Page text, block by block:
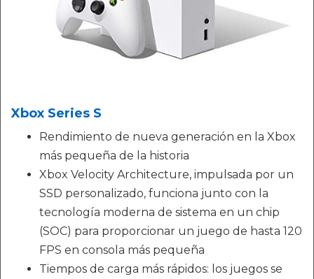
Xbox Series S
Rendimiento de nueva generación en la Xbox
más pequeña de la historia
Xbox Velocity Architecture, impulsada por un
SSD personalizado, funciona junto con la
tecnología moderna de sistema en un chip
(SOC) para proporcionar un juego de hasta 120
FPS en consola más pequeña
Tiempos de carga más rápidos: los juegos se